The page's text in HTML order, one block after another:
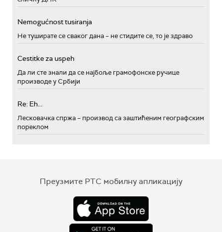
Nemogućnost tusiranja
Не туширате се сваког дана – не стидите се, то је здраво
Cestitke za uspeh
Да ли сте знали да се најбоље грамофонске ручице
производе у Србији
Re: Eh...
Лесковачка спржа – производ са заштићеним географским
пореклом
Преузмите РТС мобилну апликацију